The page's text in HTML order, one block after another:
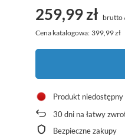
259,99 zł brutto
Cena katalogowa: 399,99 zł
Produkt niedostępny
30dni na łatwy
Bezpieczne zakupy